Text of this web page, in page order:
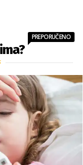
PREPORUČENO